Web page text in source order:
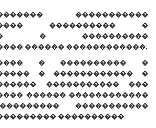
�����������
���������� �
� ����������
������ ������������;
� ���������� �
� ������������ �
����������� ���
������ ������������
�����������
����������;